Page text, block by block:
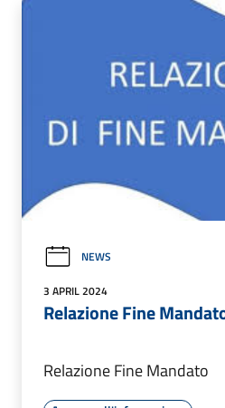
NEWS
3 APRIL 2024
Relazione Fine
Relazione Fine Mandato